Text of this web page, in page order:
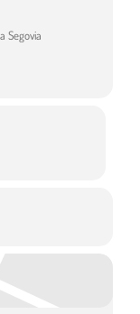
Segovia